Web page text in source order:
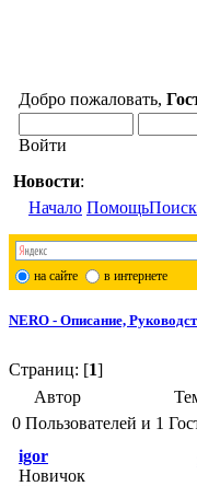
Добро пожаловать,
Войти
Новости:
Начало ПомощьПоиск
на сайте в интернете
NERO - Описание,
Страниц: [1]
Автор
0 Пользователей и 1
igor
Новичок